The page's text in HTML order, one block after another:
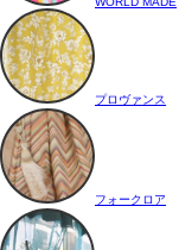
プロヴァンス
フォークロア